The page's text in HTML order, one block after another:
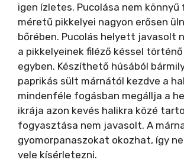
igen ízletes. Pucolása nem könnyű
méretű pikkelyei nagyon erősen
bőrében. Pucolás helyett javasolt
a pikkelyeinek filéző késsel
egyben. Készíthető húsából
paprikás sült márnától kezdve a
mindenféle fogásban megállja a
ikrája azon kevés halikra közé
fogyasztása nem javasolt. A
gyomorpanaszokat okozhat, így
vele kísérletezni.